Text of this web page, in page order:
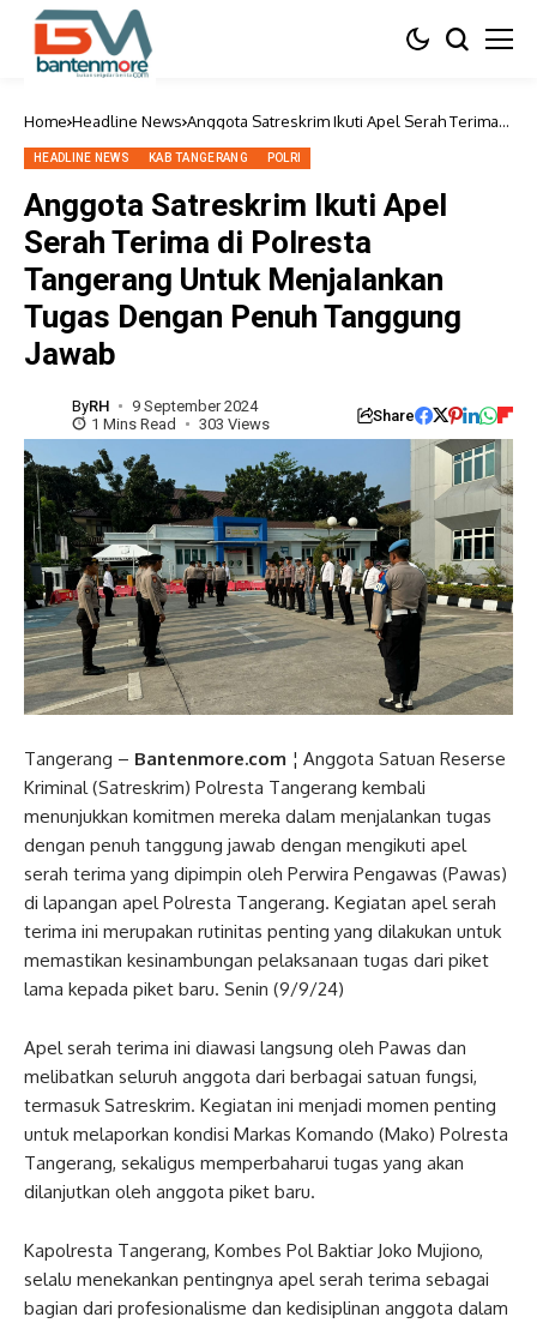
Home Headline News Anggota Satreskrim Ikuti Apel Serah Terima
Tugas Dengan Penuh Tanggung Jawab
HEADLINE NEWS KAB TANGERANG POLRI
Anggota Satreskrim Ikuti Apel
Serah Terima di Polresta
Tangerang Untuk Menjalankan
Tugas Dengan Penuh Tanggung
Jawab
ByRH
9 September 2024
1 Mins Read
303 Views Share
Tangerang – Bantenmore.com ¦ Anggota Satuan Reserse
Kriminal (Satreskrim) Polresta Tangerang kembali
menunjukkan komitmen mereka dalam menjalankan tugas
dengan penuh tanggung jawab dengan mengikuti apel
serah terima yang dipimpin oleh Perwira Pengawas (Pawas)
di lapangan apel Polresta Tangerang. Kegiatan apel serah
terima ini merupakan rutinitas penting yang dilakukan untuk
memastikan kesinambungan pelaksanaan tugas dari piket
lama kepada piket baru. Senin (9/9/24)
Apel serah terima ini diawasi langsung oleh Pawas dan
melibatkan seluruh anggota dari berbagai satuan fungsi,
termasuk Satreskrim. Kegiatan ini menjadi momen penting
untuk melaporkan kondisi Markas Komando (Mako) Polresta
Tangerang, sekaligus memperbaharui tugas yang akan
dilanjutkan oleh anggota piket baru.
Kapolresta Tangerang, Kombes Pol Baktiar Joko Mujiono,
selalu menekankan pentingnya apel serah terima sebagai
bagian dari profesionalisme dan kedisiplinan anggota dalam